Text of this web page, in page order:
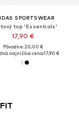
SPORTSWEAR
top 'Essentials'
17,90 €
Pôvodne: 20,00 €
najnižšia cena:17,90 €